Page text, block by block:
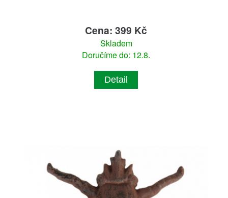
Cena: 399 Kč
Skladem
Doručíme do: 12.8.
Detail